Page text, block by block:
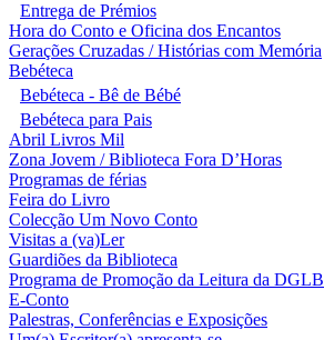
Entrega de Prémios
Hora do Conto e Oficina dos Encantos
Gerações Cruzadas / Histórias com Memória
Bebéteca
Bebéteca - Bê de Bébé
Bebéteca para Pais
Abril Livros Mil
Zona Jovem / Biblioteca Fora D’Horas
Programas de férias
Feira do Livro
Colecção Um Novo Conto
Visitas a (va)Ler
Guardiões da Biblioteca
Programa de Promoção da Leitura da DGLB
E-Conto
Palestras, Conferências e Exposições